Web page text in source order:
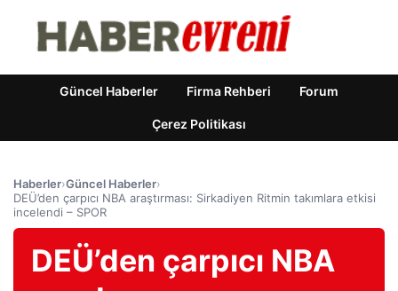
Güncel Haberler Firma Rehberi Forum
Çerez Politikası
Haberler›Güncel Haberler›
DEÜ’den çarpıcı NBA araştırması: Sirkadiyen Ritmin takımlara etkisi
incelendi – SPOR
DEÜ’den çarpıcı NBA